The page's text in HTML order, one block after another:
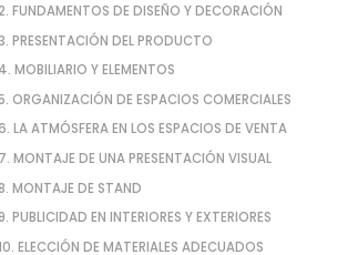
FUNDAMENTOS DE DISEÑO Y DECORACIÓN
PRESENTACIÓN DEL PRODUCTO
MOBILIARIO Y ELEMENTOS
ORGANIZACIÓN DE ESPACIOS COMERCIALES
ATMÓSFERA EN LOS ESPACIOS DE VENTA
MONTAJE DE UNA PRESENTACIÓN VISUAL
MONTAJE DE STAND
EN INTERIORES Y EXTERIORES
ELECCIÓN DE MATERIALES ADECUADOS